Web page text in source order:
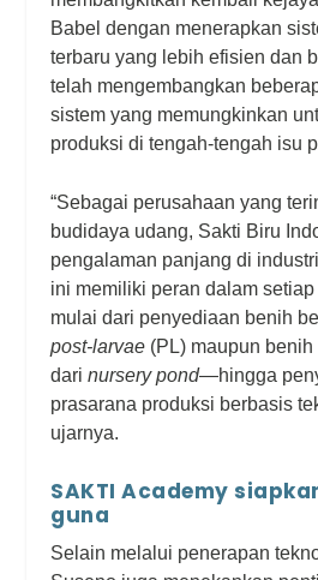
Babel dengan menerapkan
terbaru yang lebih efisien dan
telah mengembangkan
sistem yang memungkinkan
produksi di tengah-tengah isu
“Sebagai perusahaan yang
budidaya udang, Sakti Biru
pengalaman panjang di
ini memiliki peran dalam
mulai dari penyediaan benih
post-larvae (PL) maupun benih
darinursery pond—hingga
prasarana produksi berbasis
ujarnya.
SAKTI Academy
guna
Selain melalui penerapan